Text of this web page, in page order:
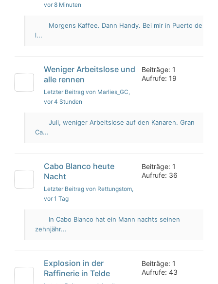
vor 8 Minuten
Morgens Kaffee. Dann Handy. Bei mir in Puerto de
l...
Weniger Arbeitslose und
alle rennen
Letzter Beitrag von Marlies_GC,
vor 4 Stunden
Beiträge: 1
Aufrufe: 19
Juli, weniger Arbeitslose auf den Kanaren. Gran
Ca...
Cabo Blanco heute
Nacht
Letzter Beitrag von Rettungstom,
vor 1 Tag
Beiträge: 1
Aufrufe: 36
In Cabo Blanco hat ein Mann nachts seinen
zehnjähr...
Explosion in der
Raffinerie in Telde
Beiträge: 1
Aufrufe: 43